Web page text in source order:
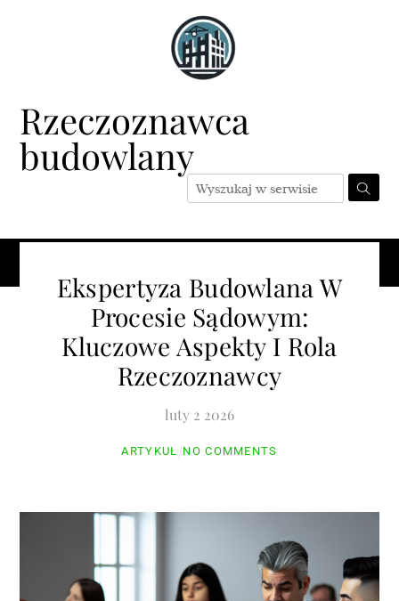
Rzeczoznawca
budowlany
Ekspertyza Budowlana W
Procesie Sądowym:
Kluczowe Aspekty I Rola
Rzeczoznawcy
luty 2 2026
ARTYKUŁ NO COMMENTS